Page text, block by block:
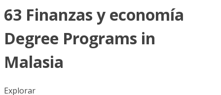
63 Finanzas y economía
Degree Programs in
Malasia
Explorar